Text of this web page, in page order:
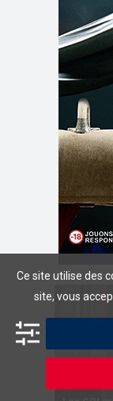
Ce site utilise des
site, vous